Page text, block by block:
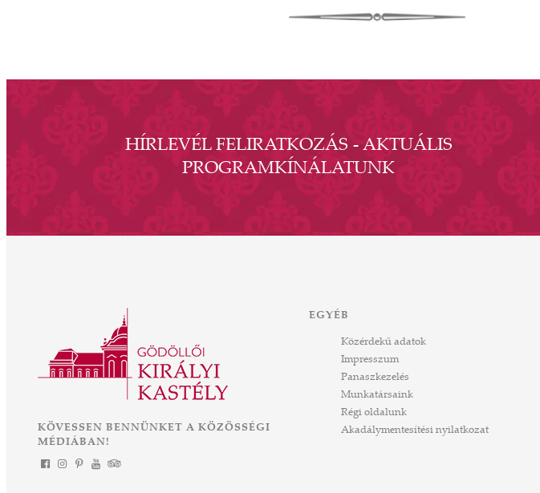
HÍRLEVÉL FELIRATKOZÁS - AKTUÁLIS
PROGRAMKÍNÁLATUNK
KÖVESSEN BENNÜNKET A KÖZÖSSÉGI
MÉDIÁBAN!
EGYÉB
Közérdekű adatok
Impresszum
Panaszkezelés
Munkatársaink
Régi oldalunk
Akadálymentesítési nyilatkozat